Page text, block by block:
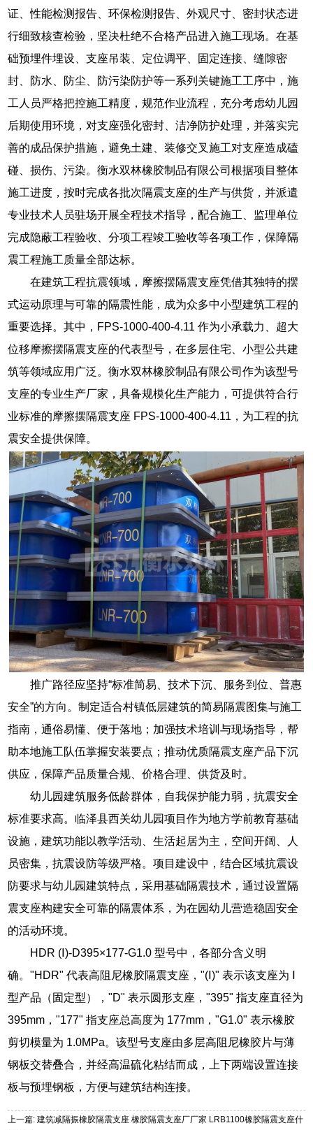
证、性能检测报告、环保检测报告、外观尺寸、密封状态进
行细致核查检验，坚决杜绝不合格产品进入施工现场。在基
础预埋件埋设、支座吊装、定位调平、固定连接、缝隙密
封、防水、防尘、防污染防护等一系列关键施工工序中，施
工人员严格把控施工精度，规范作业流程，充分考虑幼儿园
后期使用环境，对支座强化密封、洁净防护处理，并落实完
善的成品保护措施，避免土建、装修交叉施工对支座造成磕
碰、损伤、污染。衡水双林橡胶制品有限公司根据项目整体
施工进度，按时完成各批次隔震支座的生产与供货，并派遣
专业技术人员驻场开展全程技术指导，配合施工、监理单位
完成隐蔽工程验收、分项工程竣工验收等各项工作，保障隔
震工程施工质量全部达标。
在建筑工程抗震领域，摩擦摆隔震支座凭借其独特的摆
式运动原理与可靠的隔震性能，成为众多中小型建筑工程的
重要选择。其中，FPS-1000-400-4.11 作为小承载力、超大
位移摩擦摆隔震支座的代表型号，在多层住宅、小型公共建
筑等领域应用广泛。衡水双林橡胶制品有限公司作为该型号
支座的专业生产厂家，具备规模化生产能力，可提供符合行
业标准的摩擦摆隔震支座 FPS-1000-400-4.11，为工程的抗
震安全提供保障。
推广路径应坚持“标准简易、技术下沉、服务到位、普惠
安全”的方向。制定适合村镇低层建筑的简易隔震图集与施工
指南，通俗易懂、便于落地；加强技术培训与现场指导，帮
助本地施工队伍掌握安装要点；推动优质隔震支座产品下沉
供应，保障产品质量合规、价格合理、供货及时。
幼儿园建筑服务低龄群体，自我保护能力弱，抗震安全
标准要求高。临泽县西关幼儿园项目作为地方学前教育基础
设施，建筑功能以教学活动、生活起居为主，空间开阔、人
员密集，抗震设防等级严格。项目建设中，结合区域抗震设
防要求与幼儿园建筑特点，采用基础隔震技术，通过设置隔
震支座构建安全可靠的隔震体系，为在园幼儿营造稳固安全
的活动环境。
HDR (Ⅰ)-D395×177-G1.0 型号中，各部分含义明
确。"HDR" 代表高阻尼橡胶隔震支座，"(Ⅰ)" 表示该支座为 Ⅰ
型产品（固定型），"D" 表示圆形支座，"395" 指支座直径为
395mm，"177" 指支座总高度为 177mm，"G1.0" 表示橡胶
剪切模量为 1.0MPa。该型号支座由多层高阻尼橡胶片与薄
钢板交替叠合，并经高温硫化粘结而成，上下两端设置连接
板与预埋钢板，方便与建筑结构连接。
上一篇: 建筑减隔振橡胶隔震支座 橡胶隔震支座厂厂家 LRB1100橡胶隔震支座什